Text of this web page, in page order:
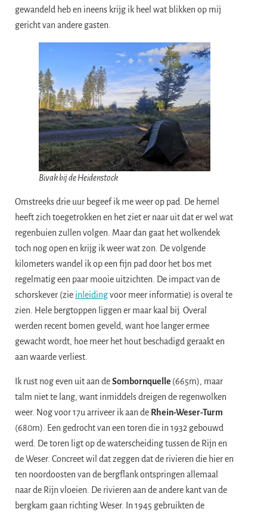
gewandeld heb en ineens krijg ik heel wat blikken op mij
gericht van andere gasten.
Bivak bij de Heidenstock
Omstreeks drie uur begeef ik me weer op pad. De hemel
heeft zich toegetrokken en het ziet er naar uit dat er wel wat
regenbuien zullen volgen. Maar dan gaat het wolkendek
toch nog open en krijg ik weer wat zon. De volgende
kilometers wandel ik op een fijn pad door het bos met
regelmatig een paar mooie uitzichten. De impact van de
schorskever (zie inleidingvoor meer informatie) is overal te
zien. Hele bergtoppen liggen er maar kaal bij. Overal
werden recent bomen geveld, want hoe langer ermee
gewacht wordt, hoe meer het hout beschadigd geraakt en
aan waarde verliest.
Ik rust nog even uit aan deSombornquelle (665m), maar
talm niet te lang, want inmiddels dreigen de regenwolken
weer. Nog voor 17u arriveer ik aan de Rhein-Weser-Turm
(680m). Een gedrocht van een toren die in 1932 gebouwd
werd. De toren ligt op de waterscheiding tussen de Rijn en
de Weser. Concreet wil dat zeggen dat de rivieren die hier en
ten noordoosten van de bergflank ontspringen allemaal
naar de Rijn vloeien. De rivieren aan de andere kant van de
bergkam gaan richting Weser. In 1945 gebruikten de